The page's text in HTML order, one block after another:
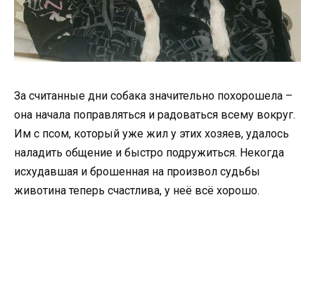
За считанные дни собака значительно похорошела –
она начала поправляться и радоваться всему вокруг.
Им с псом, который уже жил у этих хозяев, удалось
наладить общение и быстро подружиться. Некогда
исхудавшая и брошенная на произвол судьбы
животина теперь счастлива, у неё всё хорошо.